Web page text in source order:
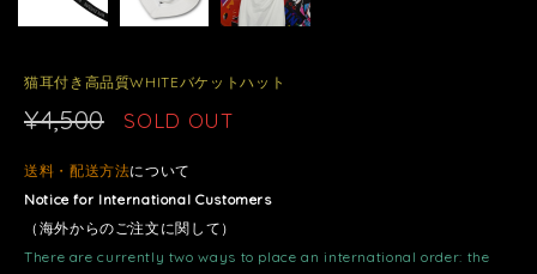
猫耳付き高品質WHITEバケットハット
¥4,500 SOLD OUT
送料・配送方法について
Notice for International Customers
（海外からのご注文に関して）
There are currently two ways to place an international order: the